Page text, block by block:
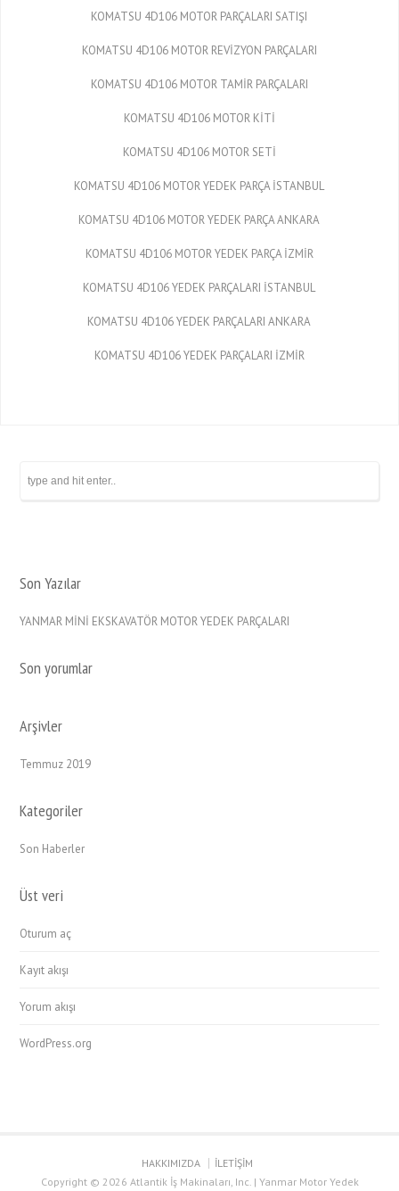
KOMATSU 4D106 MOTOR PARÇALARI SATIŞI
KOMATSU 4D106 MOTOR REVİZYON PARÇALARI
KOMATSU 4D106 MOTOR TAMİR PARÇALARI
KOMATSU 4D106 MOTOR KİTİ
KOMATSU 4D106 MOTOR SETİ
KOMATSU 4D106 MOTOR YEDEK PARÇA İSTANBUL
KOMATSU 4D106 MOTOR YEDEK PARÇA ANKARA
KOMATSU 4D106 MOTOR YEDEK PARÇA İZMİR
KOMATSU 4D106 YEDEK PARÇALARI İSTANBUL
KOMATSU 4D106 YEDEK PARÇALARI ANKARA
KOMATSU 4D106 YEDEK PARÇALARI İZMİR
Son Yazılar
YANMAR MİNİ EKSKAVATÖR MOTOR YEDEK PARÇALARI
Son yorumlar
Arşivler
Temmuz 2019
Kategoriler
Son Haberler
Üst veri
Oturum aç
Kayıt akışı
Yorum akışı
WordPress.org
HAKKIMIZDA
İLETİŞİM
Copyright © 2026 Atlantik İş Makinaları, Inc. | Yanmar Motor Yedek